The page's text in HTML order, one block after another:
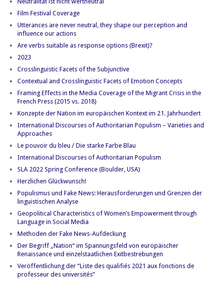
Film Festival Coverage
Utterances are never neutral, they shape our perception and
influence our actions
Are verbs suitable as response options (Brexit)?
2023
Crosslinguistic Facets of the Subjunctive
Contextual and Crosslinguistic Facets of Emotion Concepts
Framing Effects in the Media Coverage of the Migrant Crisis in the
French Press (2015 vs. 2018)
Konzepte der Nation im europäischen Kontext im 21. Jahrhundert
International Discourses of Authoritarian Populism – Varieties and
Approaches
Le pouvoir du bleu / Die starke Farbe Blau
International Discourses of Authoritarian Populism
SLA 2022 Spring Conference (Boulder, USA)
Herzlichen Glückwunsch!
Populismus und Fake News: Herausforderungen und Grenzen der
linguistischen Analyse
Geopolitical Characteristics of Women’s Empowerment through
Language in Social Media
Methoden der Fake News-Aufdeckung
Der Begriff „Nation“ im Spannungsfeld von europäischer
Renaissance und einzelstaatlichen Exitbestrebungen
Veröffentlichung der “Liste des qualifiés 2021 aux fonctions de
professeur des universités”